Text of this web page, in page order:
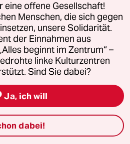
offene Gesellschaft!
Menschen, die sich gegen
unsere Solidarität.
der Einnahmen aus
beginnt im Zentrum“ –
linke Kulturzentren
Sind Sie dabei?
Ja, ich will
dabei!